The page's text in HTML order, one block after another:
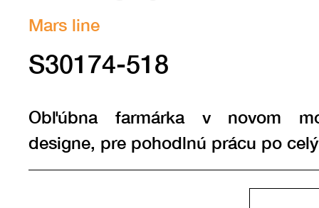
Mars line
S30174-518
Obľúbna farmárka v novom
designe, pre pohodlnú prácu po